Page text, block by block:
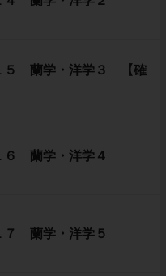
５ 蘭学・洋学３ 【確
６ 蘭学・洋学４
７ 蘭学・洋学５